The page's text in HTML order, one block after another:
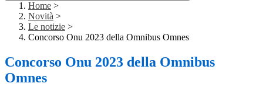
Home >
Novità >
Le notizie >
Concorso Onu 2023 della Omnibus Omnes
Concorso Onu 2023 della Omnibus
Omnes